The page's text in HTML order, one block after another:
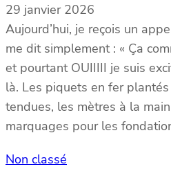
29 janvier 2026
Aujourd’hui, je reçois un
me dit simplement : « Ça
et pourtant OUIIIII je suis
là. Les piquets en fer
tendues, les mètres à la
marquages pour les
Non classé